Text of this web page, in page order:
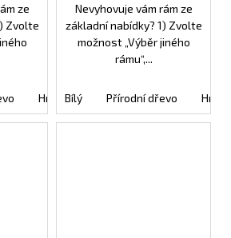
ze
Zvolte
Hnědý Oranžový Černý
Nevyhovuje vám rám ze
základní nabídky? 1) Zvolte
možnost „Výběr jiného
rámu“,...
Bílý Přírodní dřevo